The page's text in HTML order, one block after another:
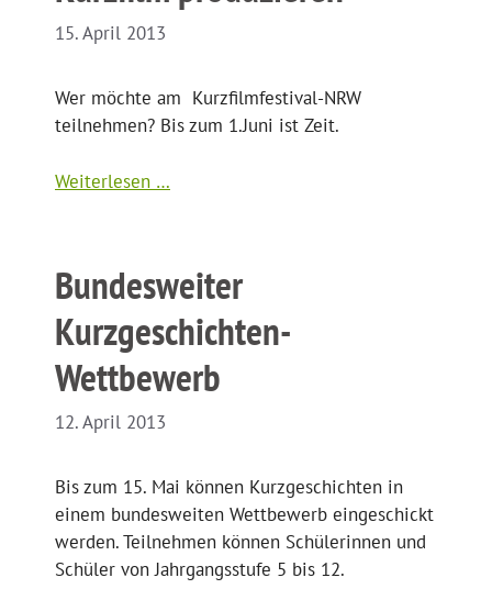
15. April 2013
Wer möchte am Kurzfilmfestival-NRW
teilnehmen? Bis zum 1.Juni ist Zeit.
Weiterlesen …
Bundesweiter
Kurzgeschichten-
Wettbewerb
12. April 2013
Bis zum 15. Mai können Kurzgeschichten in
einem bundesweiten Wettbewerb eingeschickt
werden. Teilnehmen können Schülerinnen und
Schüler von Jahrgangsstufe 5 bis 12.